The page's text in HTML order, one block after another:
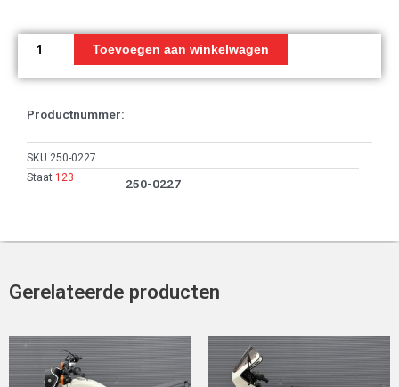
Knipperlicht
R.FR
Toevoegen aan winkelwagen
Productnummer:
SKU 250-0227
Staat 123 250-0227
Gerelateerde producten